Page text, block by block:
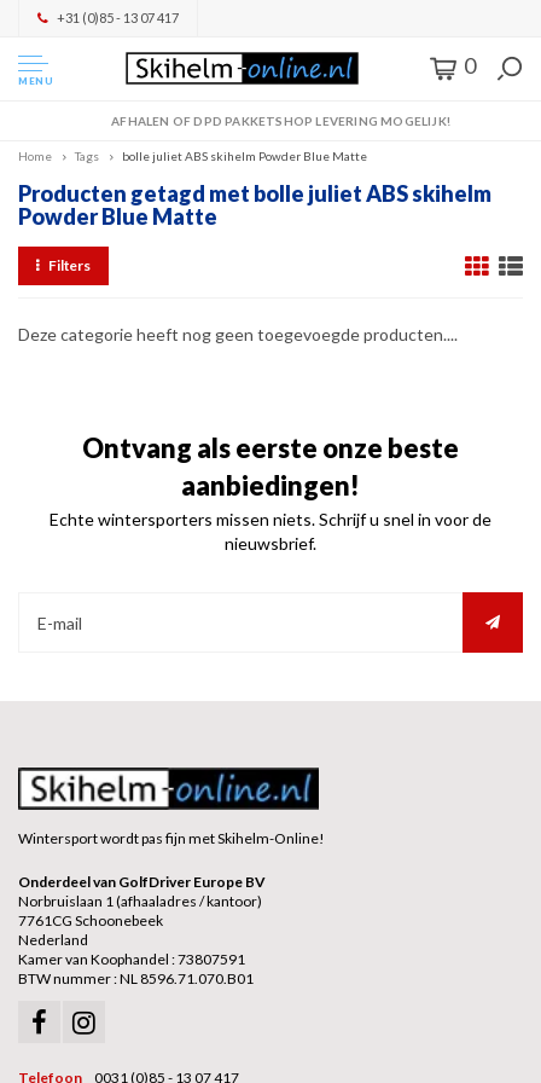
+31 (0)85 - 13 07 417
MENU
0
AFHALEN OF DPD PAKKETSHOP LEVERING MOGELIJK!
Home Tags bolle juliet ABS skihelm Powder Blue Matte
Producten getagd met bolle juliet ABS skihelm
Powder Blue Matte
Filters
Deze categorie heeft nog geen toegevoegde producten....
Ontvang als eerste onze beste
aanbiedingen!
Echte wintersporters missen niets. Schrijf u snel in voor de
nieuwsbrief.
Wintersport wordt pas fijn met Skihelm-Online!
Onderdeel van GolfDriver Europe BV
Norbruislaan 1 (afhaaladres / kantoor)
7761CG Schoonebeek
Nederland
Kamer van Koophandel : 73807591
BTW nummer : NL 8596.71.070.B01
Telefoon 0031 (0)85 - 13 07 417